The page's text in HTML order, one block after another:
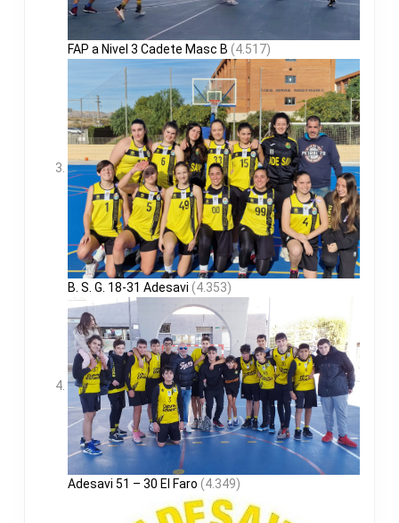
FAP a Nivel 3 Cadete Masc B (4.517)
B. S. G. 18-31 Adesavi (4.353)
Adesavi 51 – 30 El Faro (4.349)